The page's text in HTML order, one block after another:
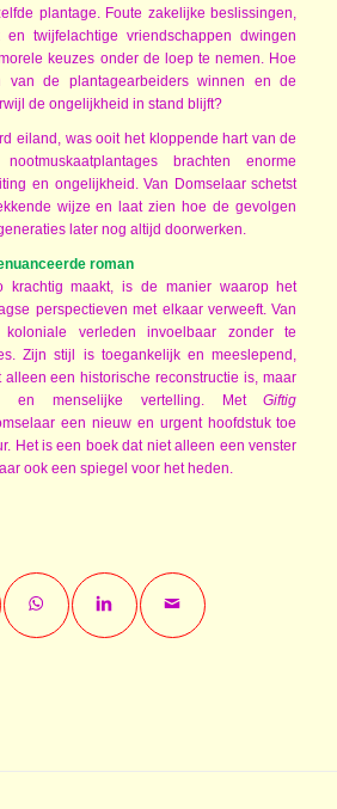
plantage. Foute zakelijke beslissingen,
twijfelachtige vriendschappen dwingen
keuzes onder de loep te nemen. Hoe
van de plantagearbeiders winnen en de
de ongelijkheid in stand blijft?
eiland, was ooit het kloppende hart van de
brachten enorme
en ongelijkheid. Van Domselaar schetst
wijze en laat zien hoe de gevolgen
later nog altijd doorwerken.
roman
maakt, is de manier waarop het
perspectieven met elkaar verweeft. Van
koloniale verleden invoelbaar zonder te
Zijn stijl is toegankelijk en meeslepend,
een historische reconstructie is, maar
en menselijke vertelling. MetGiftig
een nieuw en urgent hoofdstuk toe
Het is een boek dat niet alleen een venster
ook een spiegel voor het heden.